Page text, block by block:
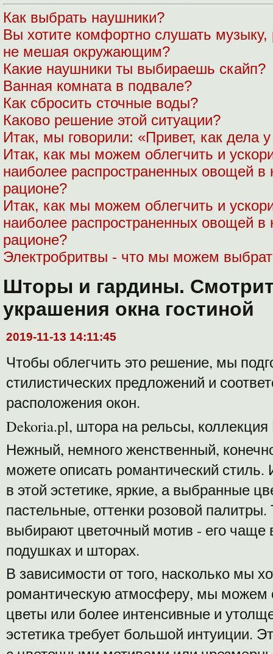
Как выбрать наушники?
Вы хотите комфортно слушать музыку,
не мешая окружающим?
Какие наушники ты выбираешь скайп?
Ванная комната в подвале?
Как сбросить сточные воды?
Каково решение этой ситуации?
Итак, мы говорили: «Привет, как дела
Итак, как мы можем облегчить и
наиболее распространенных овощей
рационе?
Итак, как мы можем облегчить и
наиболее распространенных овощей
рационе?
Электробритвы - что мы можем
Шторы и гардины.
украшения окна гостиной
2019-11-13 14:11:45
Чтобы облегчить это решение, мы
стилистических предложений и
расположения окон.
Dekoria.pl, штора на рельсы,
Нежный, немного женственный,
можете описать романтический
в этой эстетике, яркие, а выбранные
пастельные, оттенки розовой
выбирают цветочный мотив - его чаще
подушках и шторах.
В зависимости от того, насколько мы
романтическую атмосферу, мы можем
цветы или более интенсивные и
эстетика требует большой интуиции.